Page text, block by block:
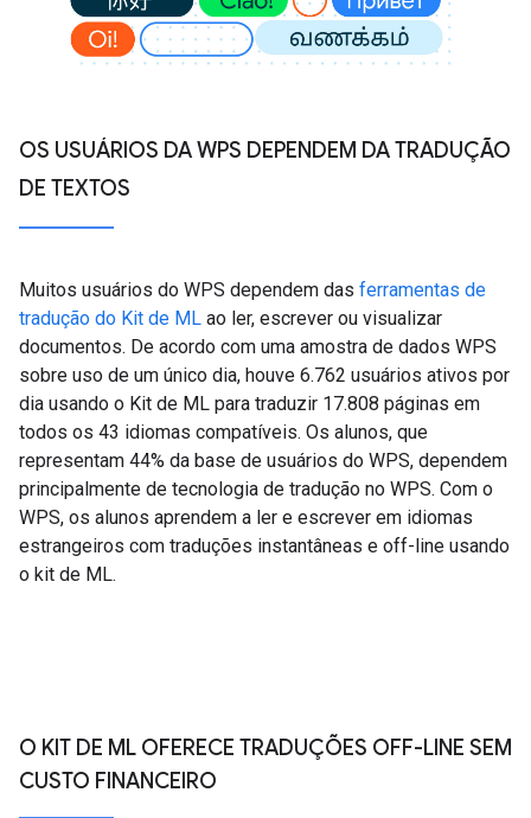
OS USUÁRIOS DA WPS DEPENDEM DA TRADUÇÃO
DE TEXTOS
Muitos usuários do WPS dependem das ferramentas de
tradução do Kit de ML ao ler, escrever ou visualizar
documentos. De acordo com uma amostra de dados WPS
sobre uso de um único dia, houve 6.762 usuários ativos por
dia usando o Kit de ML para traduzir 17.808 páginas em
todos os 43 idiomas compatíveis. Os alunos, que
representam 44% da base de usuários do WPS, dependem
principalmente de tecnologia de tradução no WPS. Com o
WPS, os alunos aprendem a ler e escrever em idiomas
estrangeiros com traduções instantâneas e off-line usando
o kit de ML.
O KIT DE ML OFERECE TRADUÇÕES OFF-LINE SEM
CUSTO FINANCEIRO